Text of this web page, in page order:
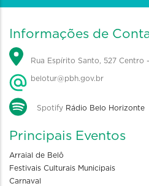
Informações de
Rua Espírito Santo, 527 Centro
belotur@pbh.gov.br
Spotify Rádio Belo Horizonte
Principais Eventos
Arraial de Belô
Festivais Culturais Municipais
Carnaval